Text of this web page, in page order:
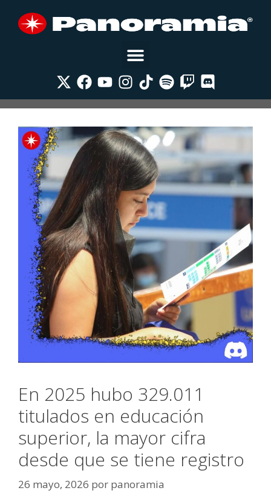
En 2025 hubo 329.011
titulados en educación
superior, la mayor cifra
desde que se tiene registro
26 mayo, 2026 por panoramia